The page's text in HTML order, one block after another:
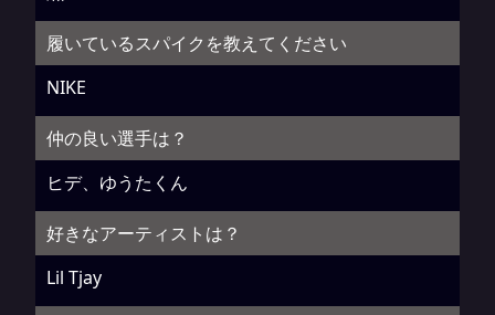
履いているスパイクを教えてください
NIKE
仲の良い選手は？
ヒデ、ゆうたくん
好きなアーティストは？
Lil Tjay